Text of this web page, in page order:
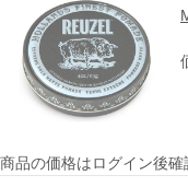
商品の価格はログイン後確